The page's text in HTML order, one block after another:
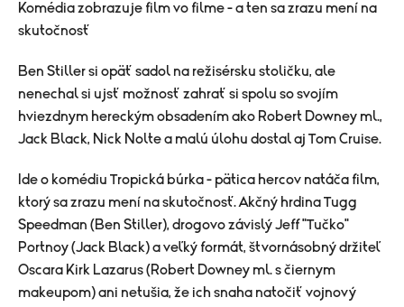
Komédia zobrazuje film vo filme - a ten sa zrazu mení na
skutočnosť
Ben Stiller si opäť sadol na režisérsku stoličku, ale
nenechal si ujsť možnosť zahrať si spolu so svojím
hviezdnym hereckým obsadením ako Robert Downey ml.,
Jack Black, Nick Nolte a malú úlohu dostal aj Tom Cruise.
Ide o komédiu Tropická búrka - pätica hercov natáča film,
ktorý sa zrazu mení na skutočnosť. Akčný hrdina Tugg
Speedman (Ben Stiller), drogovo závislý Jeff "Tučko"
Portnoy (Jack Black) a veľký formát, štvornásobný držiteľ
Oscara Kirk Lazarus (Robert Downey ml. s čiernym
makeupom) ani netušia, že ich snaha natočiť vojnový